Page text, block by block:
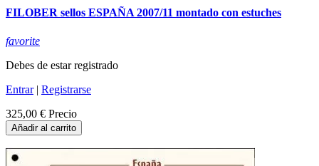
FILOBER sellos ESPAÑA 2007/11 montado con estuches
favorite
Debes de estar registrado
Entrar| Registrarse
325,00 € Precio
Añadir al carrito